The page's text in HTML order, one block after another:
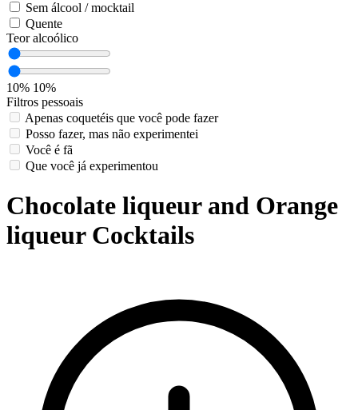
Sem álcool / mocktail
Quente
Teor alcoólico
10% 10%
Filtros pessoais
Apenas coquetéis que você pode fazer
Posso fazer, mas não experimentei
Você é fã
Que você já experimentou
Chocolate liqueur and Orange
liqueur Cocktails